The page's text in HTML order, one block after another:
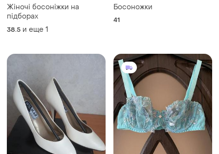
Жіночі босоніжки на
підборах
38.5 и еще 1
Босоножки
41